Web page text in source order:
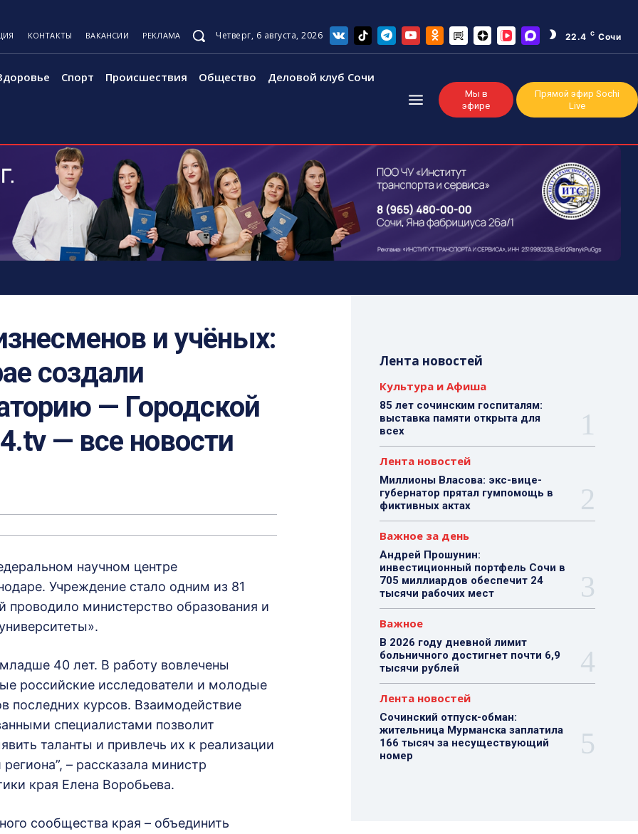
КОНТАКТЫ ВАКАНСИИ РЕКЛАМА Четверг, 6 августа, 2026 22.4 C Сочи
Спорт Происшествия Общество Деловой клуб Сочи
Мы в
эфире
Прямой эфир Sochi
Live
и учёных:
создали
— Городской
— все новости
научном центре
Учреждение стало одним из 81
проводило министерство образования и
40 лет. В работу вовлечены
российские исследователи и молодые
последних курсов. Взаимодействие
специалистами позволит
таланты и привлечь их к реализации
– рассказала министр
края Елена Воробьева.
сообщества края – объединить
Лента новостей
Культура и Афиша
85 лет сочинским госпиталям:
выставка памяти открыта для
всех
Лента новостей
Миллионы Власова: экс-вице-
губернатор прятал гумпомощь в
фиктивных актах
Важное за день
Андрей Прошунин:
инвестиционный портфель Сочи в
705 миллиардов обеспечит 24
тысячи рабочих мест
Важное
В 2026 году дневной лимит
больничного достигнет почти 6,9
тысячи рублей
Лента новостей
Сочинский отпуск-обман:
жительница Мурманска заплатила
166 тысяч за несуществующий
номер